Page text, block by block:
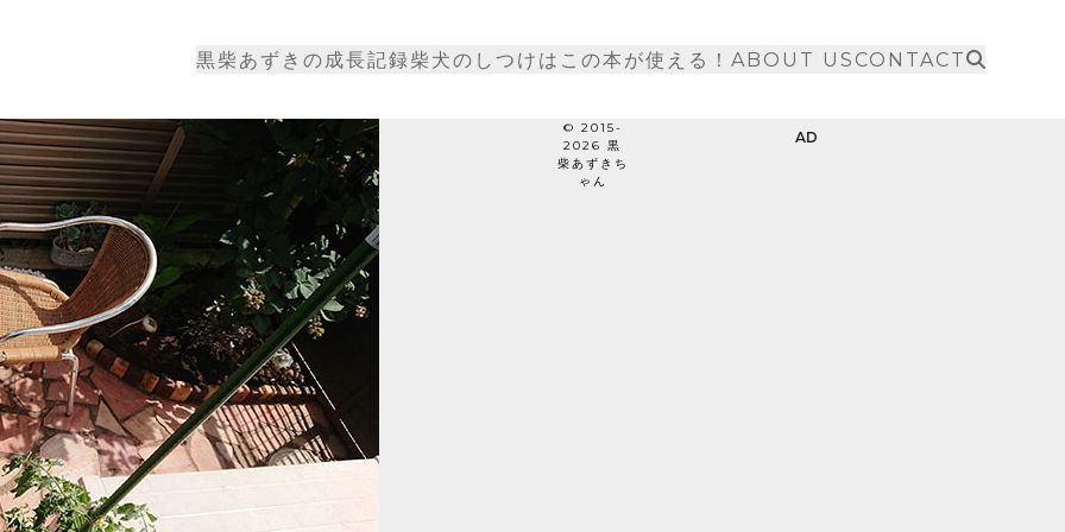
黒柴あずきの成長記録柴犬のしつけはこの本が使える！ ABOUT US CONTACT
AD
© 2015-
2026 黒
柴あずきち
ゃん